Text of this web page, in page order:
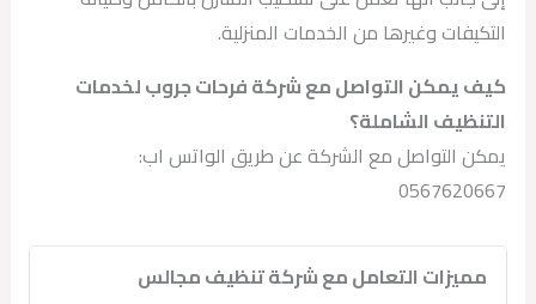
التكيفات وغيرها من الخدمات المنزلية.
كيف يمكن التواصل مع شركة فرحات جروب لخدمات
التنظيف الشاملة؟
يمكن التواصل مع الشركة عن طريق الواتس اب:
0567620667
مميزات التعامل مع شركة تنظيف مجالس